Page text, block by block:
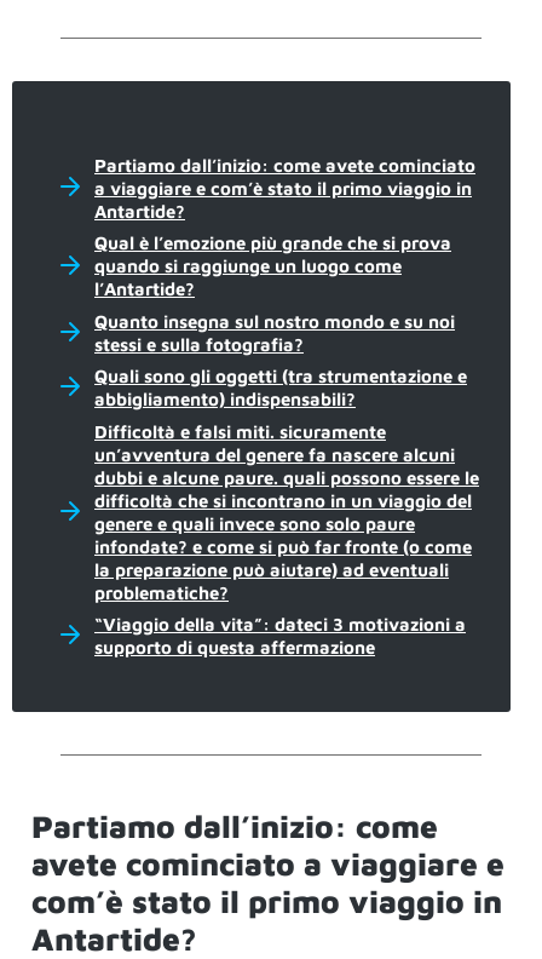
Partiamo dall’inizio: come avete cominciato
a viaggiare e com’è stato il primo viaggio in
Antartide?
Qual è l’emozione più grande che si prova
quando si raggiunge un luogo come
l’Antartide?
Quanto insegna sul nostro mondo e su noi
stessi e sulla fotografia?
Quali sono gli oggetti (tra strumentazione e
abbigliamento) indispensabili?
Difficoltà e falsi miti. sicuramente
un’avventura del genere fa nascere alcuni
dubbi e alcune paure. quali possono essere le
difficoltà che si incontrano in un viaggio del
genere e quali invece sono solo paure
infondate? e come si può far fronte (o come
la preparazione può aiutare) ad eventuali
problematiche?
“Viaggio della vita”: dateci 3 motivazioni a
supporto di questa affermazione
Partiamo dall’inizio: come
avete cominciato a viaggiare e
com’è stato il primo viaggio in
Antartide?